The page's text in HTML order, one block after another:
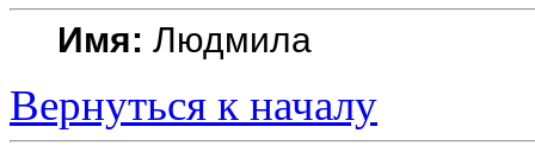
Имя: Людмила
Вернуться к началу